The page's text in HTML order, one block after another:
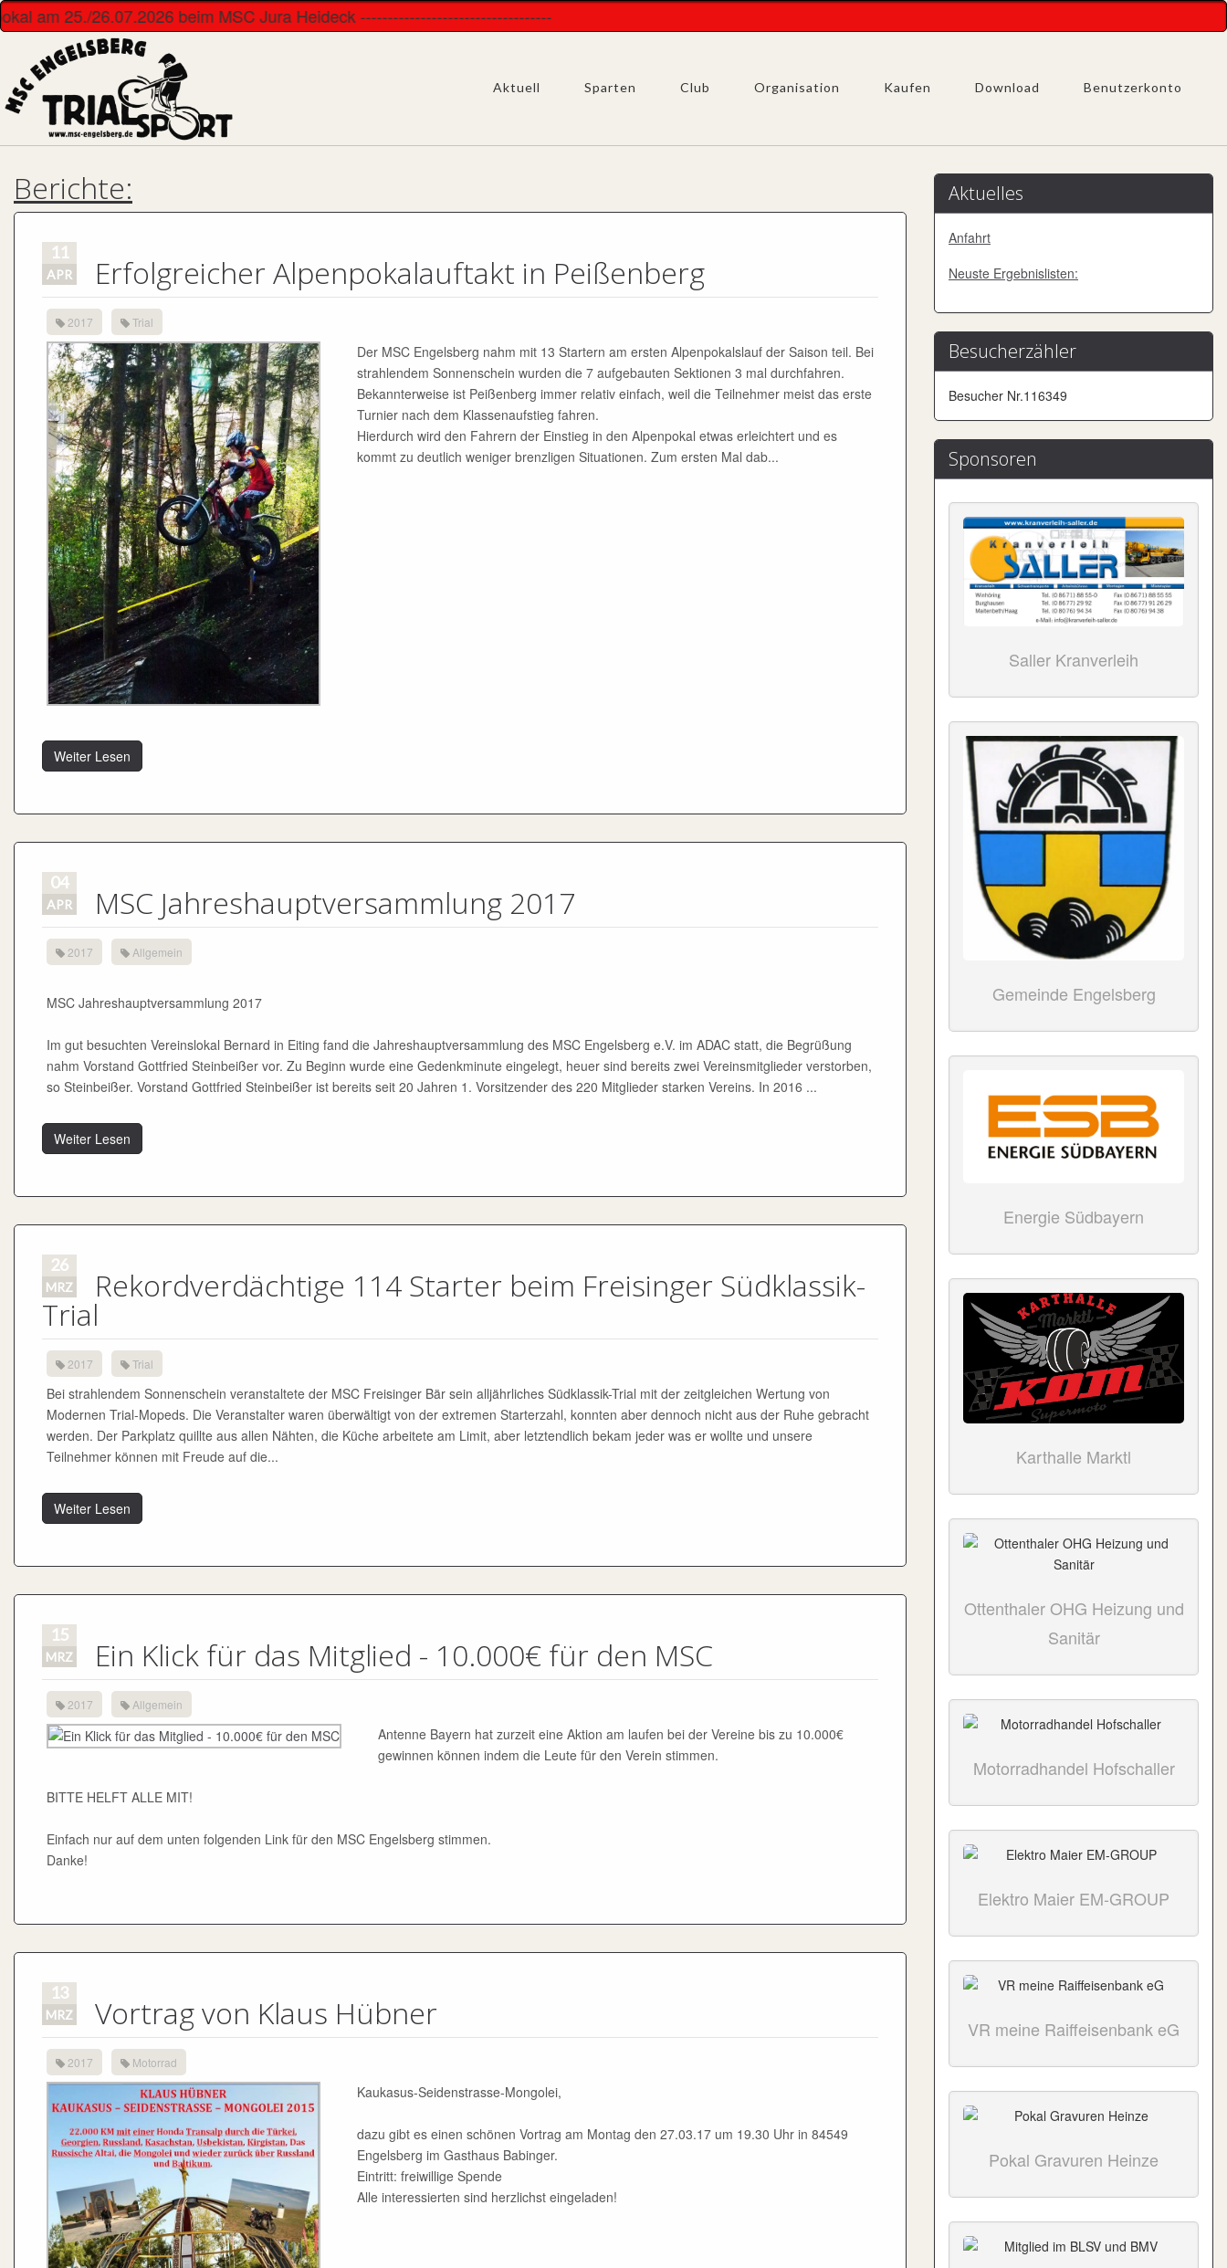
25./26.07.2026 beim MSC Jura Heideck -----------------------------------
Aktuell Sparten Club Organisation Kaufen Download Benutzerkonto
Berichte:
11
APR Erfolgreicher Alpenpokalauftakt in Peißenberg
2017 Trial
Der MSC Engelsberg nahm mit 13 Startern am ersten Alpenpokalslauf der Saison teil. Bei
strahlendem Sonnenschein wurden die 7 aufgebauten Sektionen 3 mal durchfahren.
Bekannterweise ist Peißenberg immer relativ einfach, weil die Teilnehmer meist das erste
Turnier nach dem Klassenaufstieg fahren.
Hierdurch wird den Fahrern der Einstieg in den Alpenpokal etwas erleichtert und es
kommt zu deutlich weniger brenzligen Situationen. Zum ersten Mal dab...
Weiter Lesen
04
APR MSC Jahreshauptversammlung 2017
2017 Allgemein
MSC Jahreshauptversammlung 2017
Im gut besuchten Vereinslokal Bernard in Eiting fand die Jahreshauptversammlung des MSC Engelsberg e.V. im ADAC statt, die Begrüßung
nahm Vorstand Gottfried Steinbeißer vor. Zu Beginn wurde eine Gedenkminute eingelegt, heuer sind bereits zwei Vereinsmitglieder verstorben,
so Steinbeißer. Vorstand Gottfried Steinbeißer ist bereits seit 20 Jahren 1. Vorsitzender des 220 Mitglieder starken Vereins. In 2016 ...
Weiter Lesen
26
MRZ Rekordverdächtige 114 Starter beim Freisinger Südklassik-
Trial
2017 Trial
Bei strahlendem Sonnenschein veranstaltete der MSC Freisinger Bär sein alljährliches Südklassik-Trial mit der zeitgleichen Wertung von
Modernen Trial-Mopeds. Die Veranstalter waren überwältigt von der extremen Starterzahl, konnten aber dennoch nicht aus der Ruhe gebracht
werden. Der Parkplatz quillte aus allen Nähten, die Küche arbeitete am Limit, aber letztendlich bekam jeder was er wollte und unsere
Teilnehmer können mit Freude auf die...
Weiter Lesen
15
MRZ Ein Klick für das Mitglied - 10.000€ für den MSC
2017 Allgemein
Antenne Bayern hat zurzeit eine Aktion am laufen bei der Vereine bis zu 10.000€
gewinnen können indem die Leute für den Verein stimmen.
BITTE HELFT ALLE MIT!
Einfach nur auf dem unten folgenden Link für den MSC Engelsberg stimmen.
Danke!
13
MRZ Vortrag von Klaus Hübner
2017 Motorrad
Kaukasus-Seidenstrasse-Mongolei,
dazu gibt es einen schönen Vortrag am Montag den 27.03.17 um 19.30 Uhr in 84549
Engelsberg im Gasthaus Babinger.
Eintritt: freiwillige Spende
Alle interessierten sind herzlichst eingeladen!
Aktuelles
Anfahrt
Neuste Ergebnislisten:
Besucherzähler
Besucher Nr.116349
Sponsoren
Saller Kranverleih
Gemeinde Engelsberg
Energie Südbayern
Karthalle Marktl
Ottenthaler OHG Heizung und
Sanitär
Motorradhandel Hofschaller
Elektro Maier EM-GROUP
VR meine Raiffeisenbank eG
Pokal Gravuren Heinze